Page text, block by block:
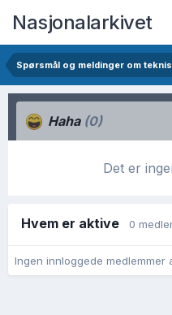
Nasjonalarkivet
Haha (0)
Det er
Hvem er aktive 0
Ingen innloggede medlemmer